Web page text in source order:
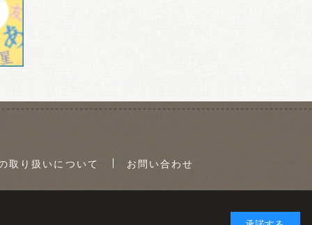
取り扱いについて お問い合わせ